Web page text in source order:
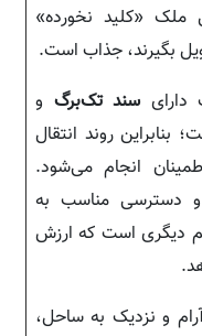
ملک «کلید نخورده»
بگیرند، جذاب است.
سند تک‌برگ و
بنابراین روند انتقال
انجام می‌شود.
دسترسی مناسب به
دیگری است که ارزش
و نزدیک به ساحل،